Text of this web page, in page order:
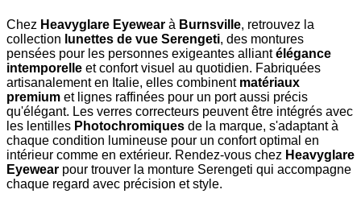
Chez Heavyglare Eyewear à Burnsville, retrouvez la
collection lunettes de vue Serengeti, des montures
pensées pour les personnes exigeantes alliantélégance
intemporelle et confort visuel au quotidien. Fabriquées
artisanalement en Italie, elles combinent matériaux
premium et lignes raffinées pour un port aussi précis
qu'élégant. Les verres correcteurs peuvent être intégrés avec
les lentilles Photochromiques de la marque, s'adaptant à
chaque condition lumineuse pour un confort optimal en
intérieur comme en extérieur. Rendez-vous chez Heavyglare
Eyewear pour trouver la monture Serengeti qui accompagne
chaque regard avec précision et style.